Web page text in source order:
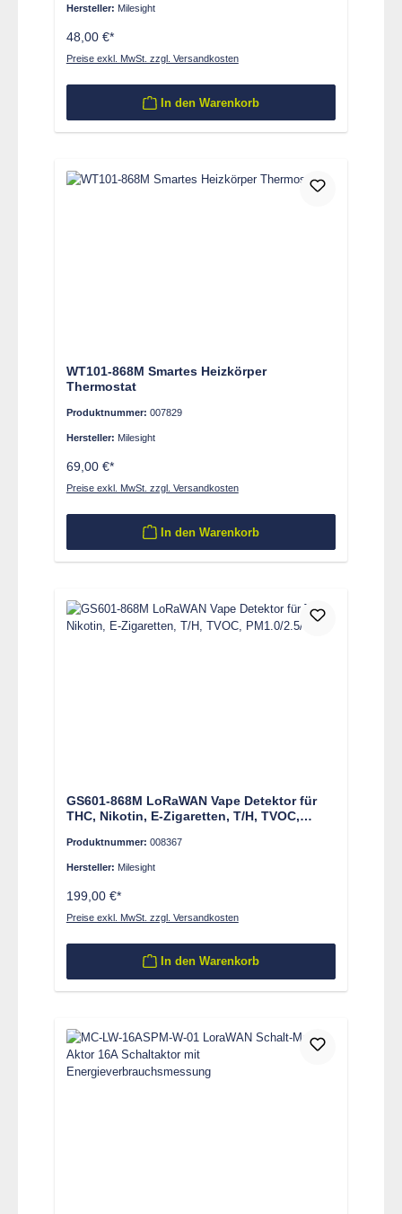
Hersteller: Milesight
48,00 €*
Preise exkl. MwSt. zzgl. Versandkosten
In den Warenkorb
WT101-868M Smartes Heizkörper
Thermostat
Produktnummer: 007829
Hersteller: Milesight
69,00 €*
Preise exkl. MwSt. zzgl. Versandkosten
In den Warenkorb
GS601-868M LoRaWAN Vape Detektor für
THC, Nikotin, E-Zigaretten, T/H, TVOC,
Produktnummer: 008367
Hersteller: Milesight
199,00 €*
Preise exkl. MwSt. zzgl. Versandkosten
In den Warenkorb